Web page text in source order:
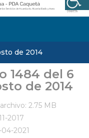
de 2014
1484 del 6
de 2014
2.75 MB
2017
2021